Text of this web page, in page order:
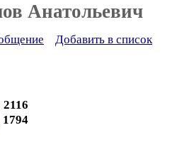
Анатольевич
Добавить в список
2116
1794